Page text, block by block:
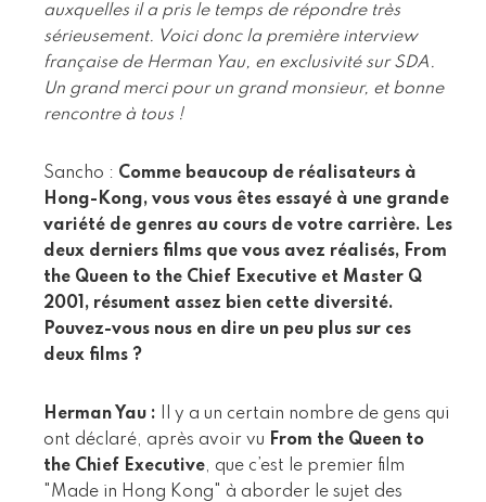
auxquelles il a pris le temps de répondre très
sérieusement. Voici donc la première interview
française de Herman Yau, en exclusivité sur SDA.
Un grand merci pour un grand monsieur, et bonne
rencontre à tous !
Sancho : Comme beaucoup de réalisateurs à
Hong-Kong, vous vous êtes essayé à une grande
variété de genres au cours de votre carrière. Les
deux derniers films que vous avez réalisés, From
the Queen to the Chief Executive et Master Q
2001, résument assez bien cette diversité.
Pouvez-vous nous en dire un peu plus sur ces
deux films ?
Herman Yau : Il y a un certain nombre de gens qui
ont déclaré, après avoir vu From the Queen to
the Chief Executive, que c’est le premier film
"Made in Hong Kong" à aborder le sujet des